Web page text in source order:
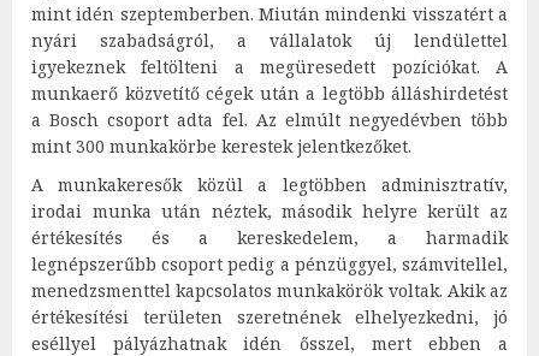
mint idén szeptemberben. Miután mindenki visszatért a
nyári szabadságról, a vállalatok új lendülettel
igyekeznek feltölteni a megüresedett pozíciókat. A
munkaerő közvetítő cégek után a legtöbb álláshirdetést
a Bosch csoport adta fel. Az elmúlt negyedévben több
mint 300 munkakörbe kerestek jelentkezőket.
A munkakeresők közül a legtöbben adminisztratív,
irodai munka után néztek, második helyre került az
értékesítés és a kereskedelem, a harmadik
legnépszerűbb csoport pedig a pénzüggyel, számvitellel,
menedzsmenttel kapcsolatos munkakörök voltak. Akik az
értékesítési területen szeretnének elhelyezkedni, jó
eséllyel pályázhatnak idén ősszel, mert ebben a